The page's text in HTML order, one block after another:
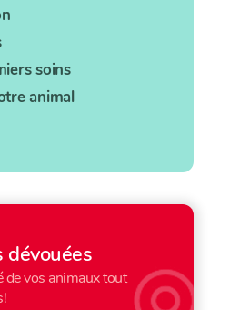
soins
animal
dévouées
de vos animaux tout